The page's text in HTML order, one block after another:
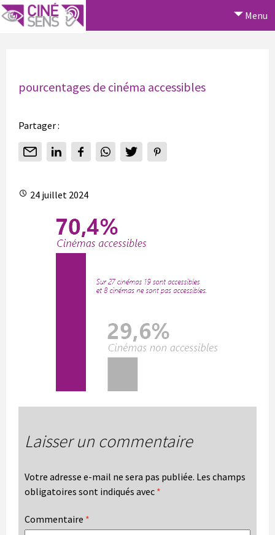
Menu
pourcentages de cinéma accessibles
Partager :
24 juillet 2024
Laisser un commentaire
Votre adresse e-mail ne sera pas publiée. Les champs
obligatoires sont indiqués avec *
Commentaire *